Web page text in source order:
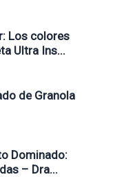
Los colores
Ultra Ins...
de Granola
Dominado:
– Dra...